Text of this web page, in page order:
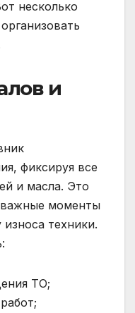
несколько
и
фиксируя все
и масла. Это
важные моменты
техники.
ТО;